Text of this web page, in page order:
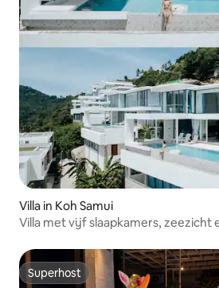
Villa in Koh Samui
Villa met vijf slaapkamers, zeezicht
Superhost
Superhost